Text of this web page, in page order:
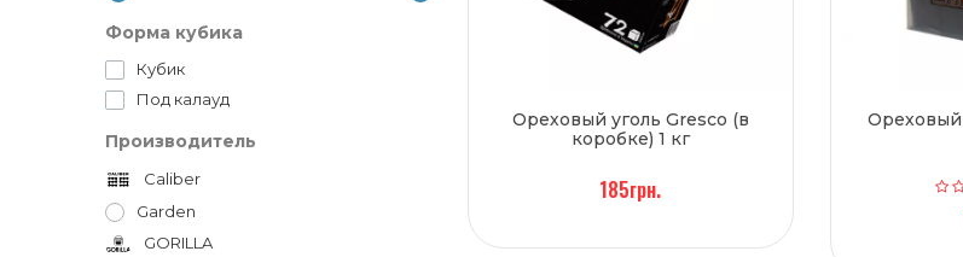
Форма кубика
Кубик
Под калауд
Производитель
Caliber
Garden
GORILLA
Ореховый уголь Gresco (в
коробке) 1 кг
185грн.
Ореховый